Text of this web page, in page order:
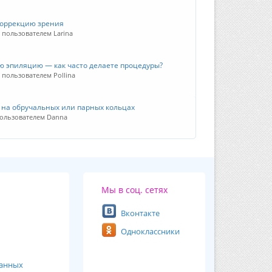
зрения
пользователем Larina
эпиляцию — как часто делаете процедуры?
пользователем Pollina
на обручальных или парных кольцах
Danna
Мы в соц. сетях
Вконтакте
Одноклассники